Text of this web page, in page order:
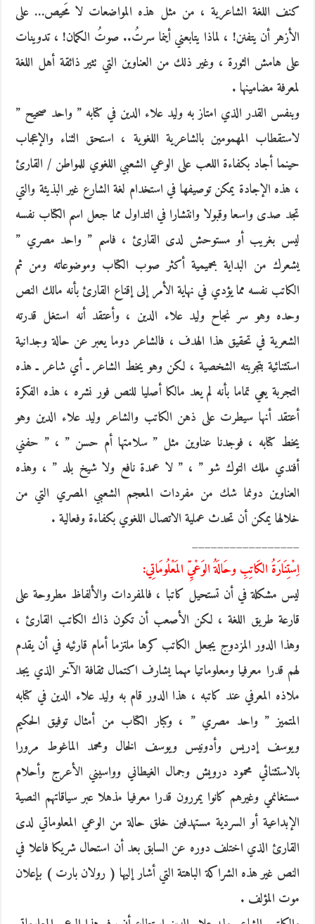
كنف اللغة الشاعرية ، من مثل هذه المواضعات لا مَحيص… على
الأزهر أن يتفنن! ، لماذا يتابعني أينما سرتُ.. صوتُ الكمان! ، تدوينات
على هامش الثورة ، وغير ذلك من العناوين التي تثير ذائقة أهل اللغة
لمعرفة مضامينها .
وبنفس القدر الذي امتاز به وليد علاء الدين في كتابه ” واحد صحيح ”
لاستقطاب المهمومين بالشاعرية اللغوية ، استحق الثناء والإعجاب
حينما أجاد بكفاءة اللعب على الوعي الشعبي اللغوي للمواطن / القارئ
، هذه الإجادة يمكن توصيفها في استخدام لغة الشارع غير البذيئة والتي
تجد صدى واسعا وقبولا وانتشارا في التداول مما جعل اسم الكتاب نفسه
ليس بغريب أو مستوحش لدى القارئ ، فاسم ” واحد مصري ”
يشعرك من البداية بحميمية أكثر صوب الكتاب وموضوعاته ومن ثم
الكاتب نفسه مما يؤدي في نهاية الأمر إلى إقناع القارئ بأنه مالك النص
وحده وهو سر نجاح وليد علاء الدين ، وأعتقد أنه استغل قدرته
الشعرية في تحقيق هذا الهدف ، فالشاعر دوما يعبر عن حالة وجدانية
استثنائية بتجربته الشخصية ، لكن وهو يخط الشاعر ـ أي شاعر ـ هذه
التجربة يعي تماما بأنه لم يعد مالكا أصليا للنص فور نشره ، هذه الفكرة
أعتقد أنها سيطرت على ذهن الكاتب والشاعر وليد علاء الدين وهو
يخط كتابه ، فوجدنا عناوين مثل ” سلامتها أم حسن ” ، ” حفني
أفندي ملك التوك شو ” ، ” لا عمدة نافع ولا شيخ بلد ” ، وهذه
العناوين دونما شك من مفردات المعجم الشعبي المصري التي من
خلالها يمكن أن تحدث عملية الاتصال اللغوي بكفاءة وفعالية .
_________________
اِسْتِنَارَةُ الكَاتِبِ وحَالَةُ الوَعْيِّ المَعْلُومَاتِي:
ليس مشكلة في أن تستحيل كاتبا ، فالمفردات والألفاظ مطروحة على
قارعة طريق اللغة ، لكن الأصعب أن تكون ذاك الكاتب القارئ ،
وهذا الدور المزدوج يجعل الكاتب كرها ملتزما أمام قارئيه في أن يقدم
لهم قدرا معرفيا ومعلوماتيا مهما يشارف اكتمال ثقافة الآخر الذي يجد
ملاذه المعرفي عند كاتبه ، هذا الدور قام به وليد علاء الدين في كتابه
المتميز ” واحد مصري ” ، وكبار الكتاب من أمثال توفيق الحكيم
ويوسف إدريس وأدونيس ويوسف الخال ومحمد الماغوط مرورا
بالاستثنائي محمود درويش وجمال الغيطاني وواسيني الأعرج وأحلام
مستغانمي وغيرهم كانوا يمررون قدرا معرفيا مذهلا عبر سياقاتهم النصية
الإبداعية أو السردية مستهدفين خلق حالة من الوعي المعلوماتي لدى
القارئ الذي اختلف دوره عن السابق بعد أن استحال شريكا فاعلا في
النص غير هذه الشراكة الباهتة التي أشار إليها ( رولان بارت ) بإعلان
موت المؤلف .